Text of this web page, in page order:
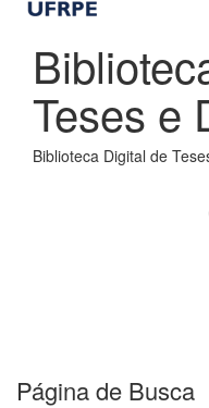
Teses e
Biblioteca Digital de
Página de Busca